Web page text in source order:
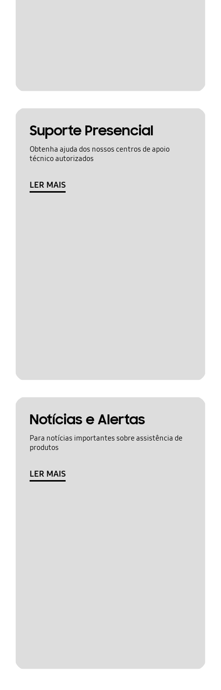
Suporte Presencial
Obtenha ajuda dos nossos centros de apoio
técnico autorizados
LER MAIS
Notícias e Alertas
Para notícias importantes sobre assistência de
produtos
LER MAIS